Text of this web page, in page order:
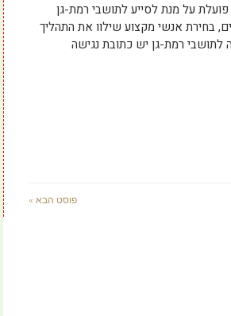
על מנת לסייע לתושבי רמת-גן
בחירת אנשי מקצוע שילוו את התהליך
לתושבי רמת-גן יש כתובת נגישה
פוסט הבא »